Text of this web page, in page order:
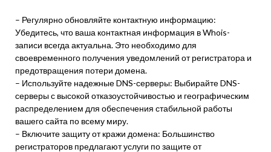
– Регулярно обновляйте контактную информацию:
Убедитесь, что ваша контактная информация в Whois-
записи всегда актуальна. Это необходимо для
своевременного получения уведомлений от регистратора и
предотвращения потери домена.
– Используйте надежные DNS-серверы: Выбирайте DNS-
серверы с высокой отказоустойчивостью и географическим
распределением для обеспечения стабильной работы
вашего сайта по всему миру.
– Включите защиту от кражи домена: Большинство
регистраторов предлагают услуги по защите от